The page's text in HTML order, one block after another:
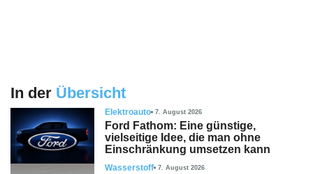
In der Übersicht
Elektroauto 7. August 2026
Ford Fathom: Eine günstige,
vielseitige Idee, die man ohne
Einschränkung umsetzen kann
Wasserstoff 7. August 2026